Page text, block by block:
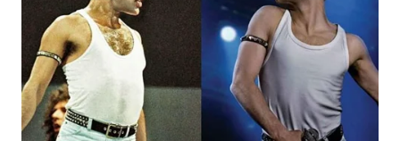
WN
SUKABUMI
WN
PURWAKARTA